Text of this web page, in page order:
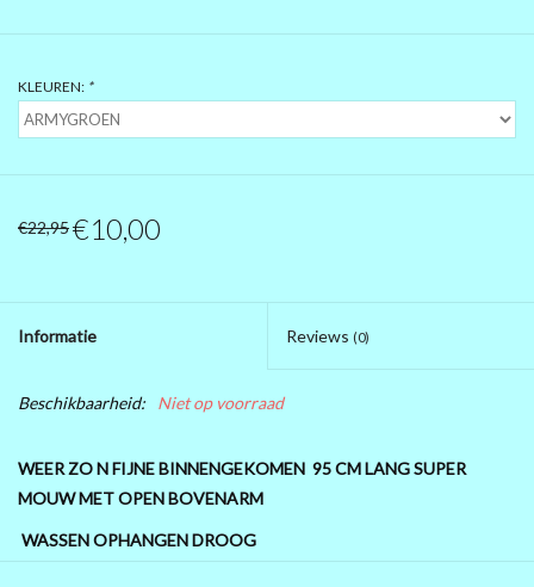
PRÉ .....BLACK FRIDAY 2025
10 EURO SHOP 10 EURO SHOP
10 EURO SHOP 10 EURO
KLEUREN: *
€22,95€10,00
Informatie Reviews (0)
Beschikbaarheid: Niet op voorraad
WEER ZO N FIJNE BINNENGEKOMEN 95 CM LANG SUPER
MOUW MET OPEN BOVENARM
WASSEN OPHANGEN DROOG